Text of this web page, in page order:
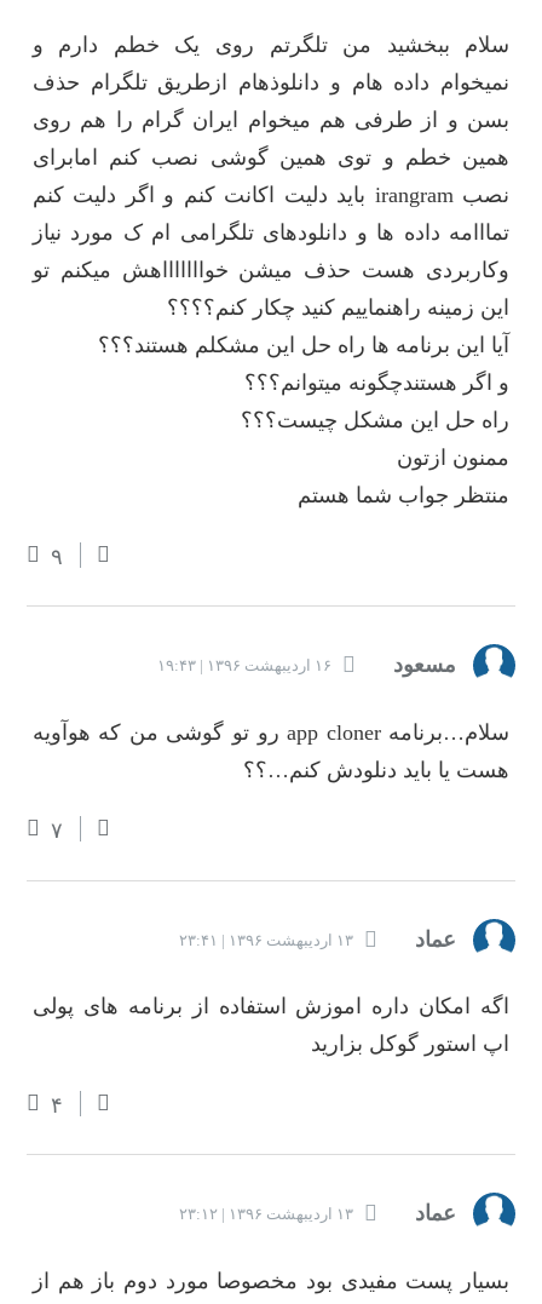
سلام ببخشید من تلگرتم روی یک خطم دارم و
نمیخوام داده هام و دانلوذهام ازطریق تلگرام حذف
بسن و از طرفی هم میخوام ایران گرام را هم روی
همین خطم و توی همین گوشی نصب کنم امابرای
نصب irangram باید دلیت اکانت کنم و اگر دلیت کنم
تمااامه داده ها و دانلودهای تلگرامی ام ک مورد نیاز
وکاربردی هست حذف میشن خواااااااهش میکنم تو
این زمینه راهنماییم کنید چکار کنم؟؟؟؟
آیا این برنامه ها راه حل این مشکلم هستند؟؟؟
و اگر هستندچگونه میتوانم؟؟؟
راه حل این مشکل چیست؟؟؟
ممنون ازتون
منتظر جواب شما هستم
۹
مسعود ۱۶ اردیبهشت ۱۳۹۶ | ۱۹:۴۳
سلام…برنامه app cloner رو تو گوشی من که هوآویه
هست یا باید دنلودش کنم…؟؟
۷
عماد ۱۳ اردیبهشت ۱۳۹۶ | ۲۳:۴۱
اگه امکان داره اموزش استفاده از برنامه های پولی
اپ استور گوکل بزارید
۴
عماد ۱۳ اردیبهشت ۱۳۹۶ | ۲۳:۱۲
بسیار پست مفیدی بود مخصوصا مورد دوم باز هم از